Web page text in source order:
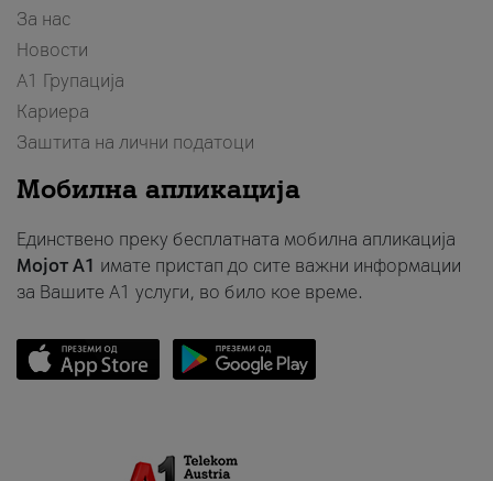
За нас
Новости
А1 Групација
Кариера
Заштита на лични податоци
Мобилна апликација
Единствено преку бесплатната мобилна апликација
Мојот A1 имате пристап до сите важни информации
за Вашите A1 услуги, во било кое време.